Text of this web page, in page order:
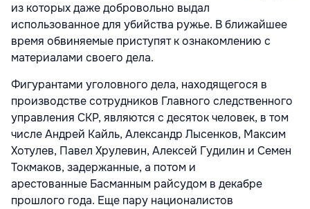
из которых даже добровольно выдал
использованное для убийства ружье. В ближайшее
время обвиняемые приступят к ознакомлению с
материалами своего дела.
Фигурантами уголовного дела, находящегося в
производстве сотрудников Главного следственного
управления СКР, являются с десяток человек, в том
числе Андрей Кайль, Александр Лысенков, Максим
Хотулев, Павел Хрулевин, Алексей Гудилин и Семен
Токмаков, задержанные, а потом и
арестованные Басманным райсудом в декабре
прошлого года. Еще пару националистов